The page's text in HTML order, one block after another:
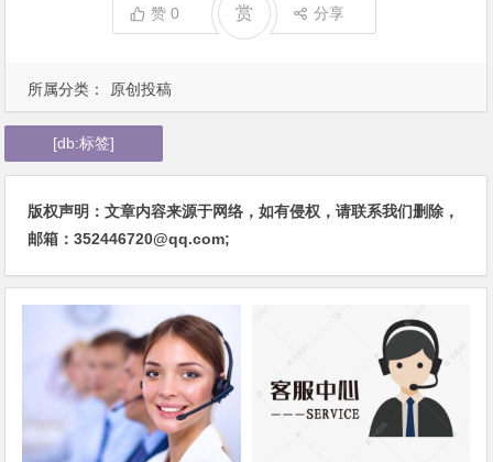
所属分类： 原创投稿
赞0 赏 分享
[db:标签]
版权声明：文章内容来源于网络，如有侵权，请联系我们删除，
邮箱：352446720@qq.com;